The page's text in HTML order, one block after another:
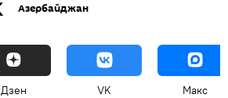
Азербайджан
Дзен VK Макс